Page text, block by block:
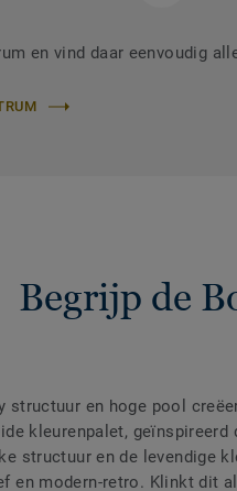
en vind daar eenvoudig
Begrijp de
structuur en hoge pool
kleurenpalet,
structuur en de levendige
en modern-retro. Klinkt dit